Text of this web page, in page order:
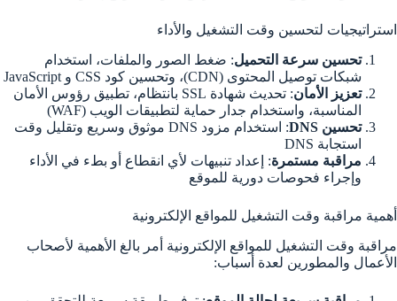
استراتيجيات لتحسين وقت التشغيل والأداء
تحسين سرعة التحميل: ضغط الصور والملفات، استخدام
شبكات توصيل المحتوى (CDN)، وتحسين كود CSS و JavaScript
تعزيز الأمان
: تحديث شهادة SSL بانتظام، تطبيق رؤوس الأمان
المناسبة، واستخدام جدار حماية لتطبيقات الويب (WAF)
تحسين DNS
: استخدام مزود DNS موثوق وسريع وتقليل وقت
استجابة DNS
مراقبة مستمرة: إعداد تنبيهات لأي انقطاع أو بطء في الأداء
وإجراء فحوصات دورية للموقع
أهمية مراقبة وقت التشغيل للمواقع الإلكترونية
مراقبة وقت التشغيل للمواقع الإلكترونية أمر بالغ الأهمية لأصحاب
الأعمال والمطورين لعدة أسباب: